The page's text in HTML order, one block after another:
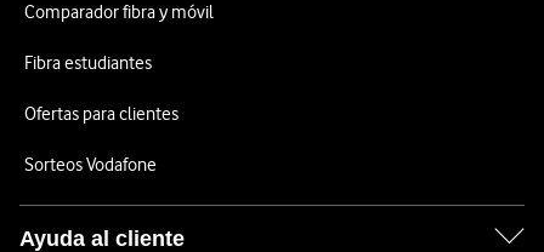
Comparador fibra y móvil
Fibra estudiantes
Ofertas para clientes
Sorteos Vodafone
Ayuda al cliente